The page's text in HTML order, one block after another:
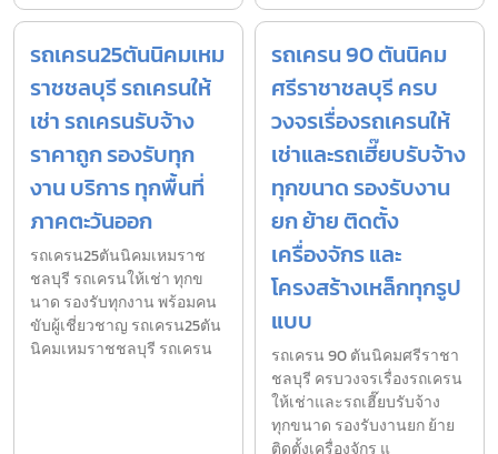
รถเครน25ตันนิคมเหม
ราชชลบุรี รถเครนให้
เช่า รถเครนรับจ้าง
ราคาถูก รองรับทุก
งาน บริการ ทุกพื้นที่
ภาคตะวันออก
รถเครน25ตันนิคมเหมราช
ชลบุรี รถเครนให้เช่า ทุกข
นาด รองรับทุกงาน พร้อมคน
ขับผู้เชี่ยวชาญ รถเครน25ตัน
นิคมเหมราชชลบุรี รถเครน
รถเครน 90 ตันนิคม
ศรีราชาชลบุรี ครบ
วงจรเรื่องรถเครนให้
เช่าและรถเฮี๊ยบรับจ้าง
ทุกขนาด รองรับงาน
ยก ย้าย ติดตั้ง
เครื่องจักร และ
โครงสร้างเหล็กทุกรูป
แบบ
รถเครน 90 ตันนิคมศรีราชา
ชลบุรี ครบวงจรเรื่องรถเครน
ให้เช่าและรถเฮี๊ยบรับจ้าง
ทุกขนาด รองรับงานยก ย้าย
ติดตั้งเครื่องจักร แ